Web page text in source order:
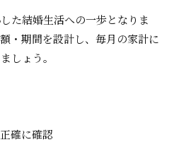
た結婚生活への一歩となりま
・期間を設計し、毎月の家計に
しょう。
確に確認